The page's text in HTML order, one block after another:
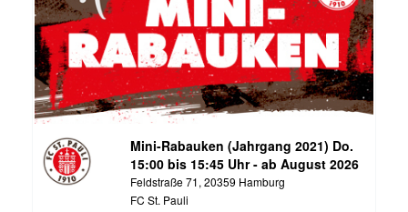
Mini-Rabauken (Jahrgang 2021) Do.
15:00 bis 15:45 Uhr - ab August 2026
Feldstraße 71, 20359 Hamburg
FC St. Pauli